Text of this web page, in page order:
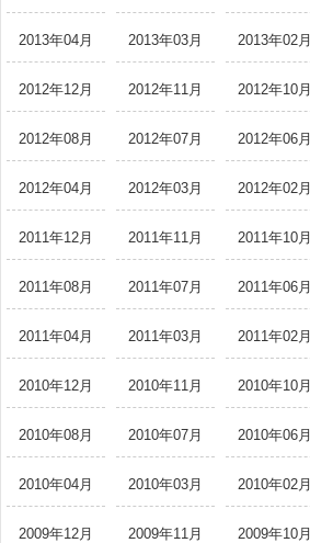
2013年04月 2013年03月 2013年02月
2012年12月 2012年11月 2012年10月
2012年08月 2012年07月 2012年06月
2012年04月 2012年03月 2012年02月
2011年12月 2011年11月 2011年10月
2011年08月 2011年07月 2011年06月
2011年04月 2011年03月 2011年02月
2010年12月 2010年11月 2010年10月
2010年08月 2010年07月 2010年06月
2010年04月 2010年03月 2010年02月
2009年12月 2009年11月 2009年10月